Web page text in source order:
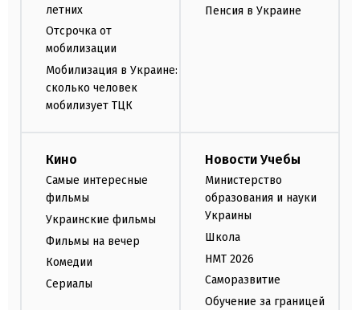
летних
Отсрочка от
мобилизации
Мобилизация в Украине:
сколько человек
мобилизует ТЦК
Пенсия в Украине
Кино
Самые интересные
фильмы
Украинские фильмы
Фильмы на вечер
Комедии
Сериалы
Новости Учебы
Министерство
образования и науки
Украины
Школа
НМТ 2026
Саморазвитие
Обучение за границей